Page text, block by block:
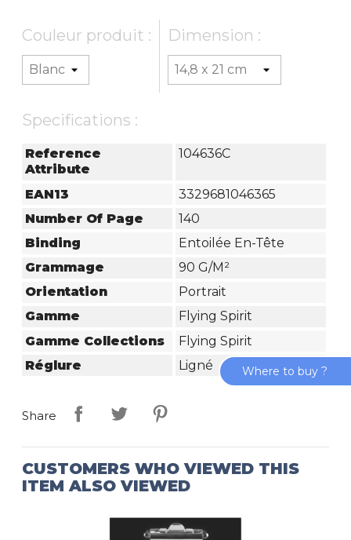
Couleur produit : Dimension :
Specifications :
Reference
Attribute
104636C
EAN13
3329681046365
Number Of Page
140
Binding
Entoilée En-Tête
Grammage
90 G/m²
Orientation
Portrait
Gamme
Flying Spirit
Gamme Collections
Flying Spirit
Réglure
Ligné
Share
CUSTOMERS WHO VIEWED THIS
ITEM ALSO VIEWED
Where to buy ?